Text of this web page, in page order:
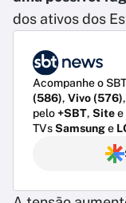
dos ativos dos
Acompanhe o
(586), Vivo (576),
pelo+SBT, Sitee
TVsSamsunge